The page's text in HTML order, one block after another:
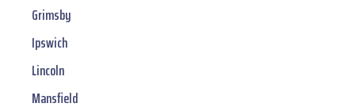
Grimsby
Ipswich
Lincoln
Mansfield